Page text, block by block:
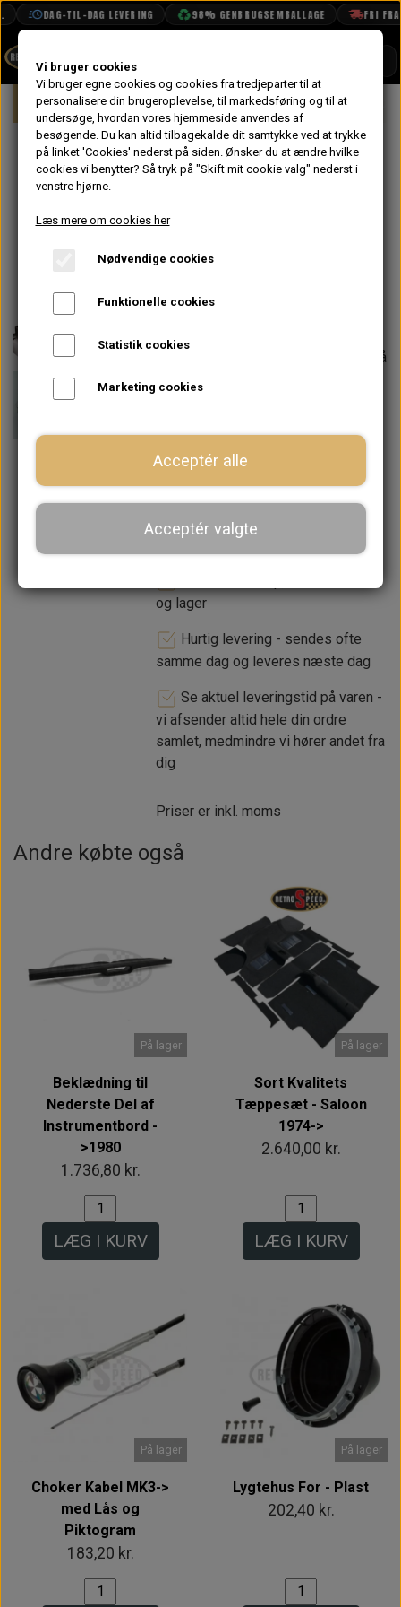
DAG-TIL-DAG LEVERING 98% GENBRUGSEMBALLAGE FRI
BOOK TID
PROJEKTER
TEKNISK DATA
VANDPOLERING
Forside Mini Elektrisk System Relæer,
På lager
Startrelæ, 3
Varenummer: 13H5952
Bruges på biler frem til midt 80´erne
Varen er på
lager. 1-2 dages leveringstid
− +
LÆG I KURV
og lager
Hurtig levering - sendes ofte
samme dag og leveres næste dag
Se aktuel leveringstid på varen -
vi afsender altid hele din ordre
samlet, medmindre vi hører andet fra
dig
Priser er inkl. moms
Andre købte også
På lager
Beklædning til
Nederste Del af
Instrumentbord -
>1980
1.736,80 kr.
LÆG I KURV
På lager
Sort Kvalitets
Tæppesæt - Saloon
1974->
2.640,00 kr.
LÆG I KURV
På lager
Choker Kabel MK3->
med Lås og
Piktogram
183,20 kr.
På lager
Lygtehus For - Plast
202,40 kr.
Vi bruger cookies
Vi bruger egne cookies og cookies fra tredjeparter til at
personalisere din brugeroplevelse, til markedsføring og til at
undersøge, hvordan vores hjemmeside anvendes af
besøgende. Du kan altid tilbagekalde dit samtykke ved at trykke
på linket 'Cookies' nederst på siden. Ønsker du at ændre hvilke
cookies vi benytter? Så tryk på "Skift mit cookie valg" nederst i
venstre hjørne.
Læs mere om cookies her
Nødvendige cookies
Funktionelle cookies
Statistik cookies
Marketing cookies
Acceptér alle
Acceptér valgte